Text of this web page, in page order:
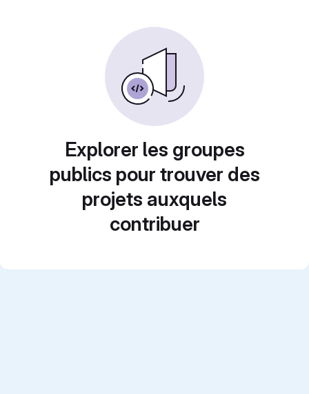
Explorer les groupes
publics pour trouver des
projets auxquels
contribuer